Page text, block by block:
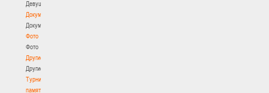
Девушки
Документы
Документы
Фото
Фото
Другие
Другие
Турнир
памяти